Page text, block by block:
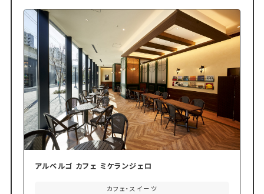
アルベルゴ カフェ ミケランジェロ
カフェ・スイーツ